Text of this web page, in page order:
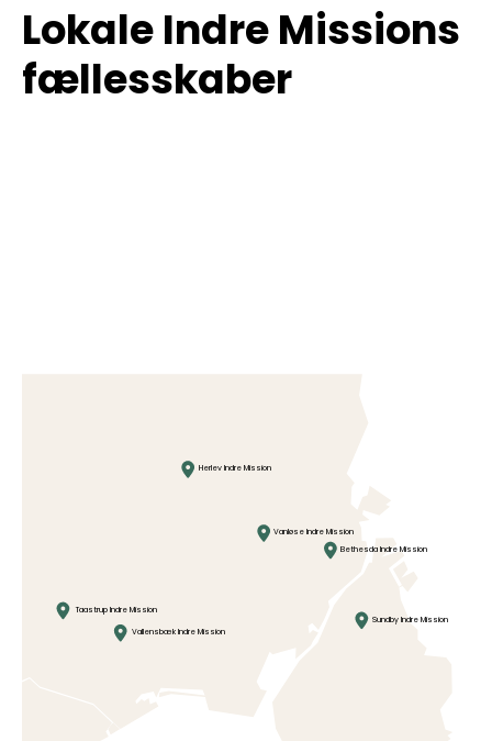
Lokale Indre Missions
fællesskaber
Taastrup Indre Mission
Vallensbæk Indre Mission
Vanløse Indre Mission
Bethesda Indre Mission
Sundby Indre Mission
Herlev Indre Mission